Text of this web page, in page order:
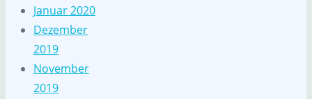
Januar 2020
Dezember
2019
November
2019